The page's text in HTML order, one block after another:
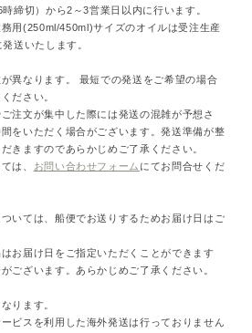
締切）から2～3営業日以内に行います。
用(250ml/450ml)サイズのオイルは受注生産
送いたします。
異なります。 最短での発送をご希望の場合
ださい。
注文が集中した際には発送の混雑が予想さ
をいただく場合がございます。発送準備が整
きますのであらかじめご了承ください。
は、
お問い合わせフォーム にてお問合せくだ
いては、船便でお送りするためお届け日はご
お届け日をご指定いただくことができます
ございます。あらかじめご了承ください。
ります。
ビスを利用した海外発送は行っておりません